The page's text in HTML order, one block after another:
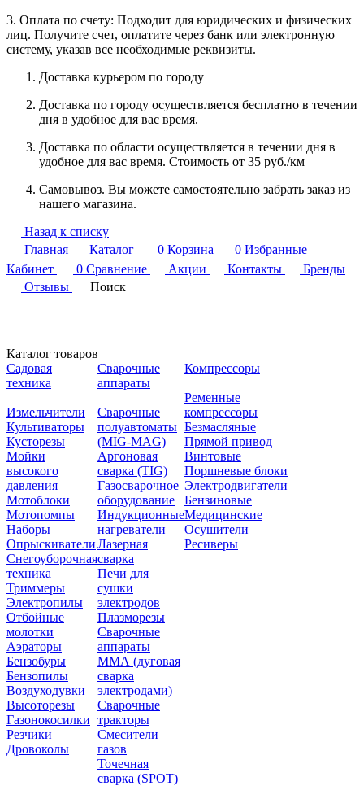
3. Оплата по счету: Подходит для юридических и физических
лиц. Получите счет, оплатите через банк или электронную
систему, указав все необходимые реквизиты.
Доставка курьером по городу
Доставка по городу осуществляется бесплатно в течении
дня в удобное для вас время.
Доставка по области осуществляется в течении дня в
удобное для вас время. Стоимость от 35 руб./км
Самовывоз. Вы можете самостоятельно забрать заказ из
нашего магазина.
Назад к списку
Главная
Каталог 0 Корзина 0 Избранные
Кабинет
0 Сравнение Акции Контакты
Бренды
Отзывы
Поиск
Каталог товаров
Садовая
техника
Измельчители
Культиваторы
Кусторезы
Мойки
высокого
давления
Мотоблоки
Мотопомпы
Наборы
Опрыскиватели
Снегоуборочная
техника
Триммеры
Электропилы
Отбойные
молотки
Аэраторы
Бензобуры
Бензопилы
Воздуходувки
Высоторезы
Газонокосилки
Резчики
Дровоколы
Сварочные
аппараты
Сварочные
полуавтоматы
(MIG-MAG)
Аргоновая
сварка (TIG)
Газосварочное
оборудование
Индукционные
нагреватели
Лазерная
сварка
Печи для
сушки
электродов
Плазморезы
Сварочные
аппараты
ММА (дуговая
сварка
электродами)
Сварочные
тракторы
Смесители
газов
Точечная
сварка (SPOT)
Компрессоры
Ременные
компрессоры
Безмасляные
Прямой привод
Винтовые
Поршневые блоки
Электродвигатели
Бензиновые
Медицинские
Осушители
Ресиверы